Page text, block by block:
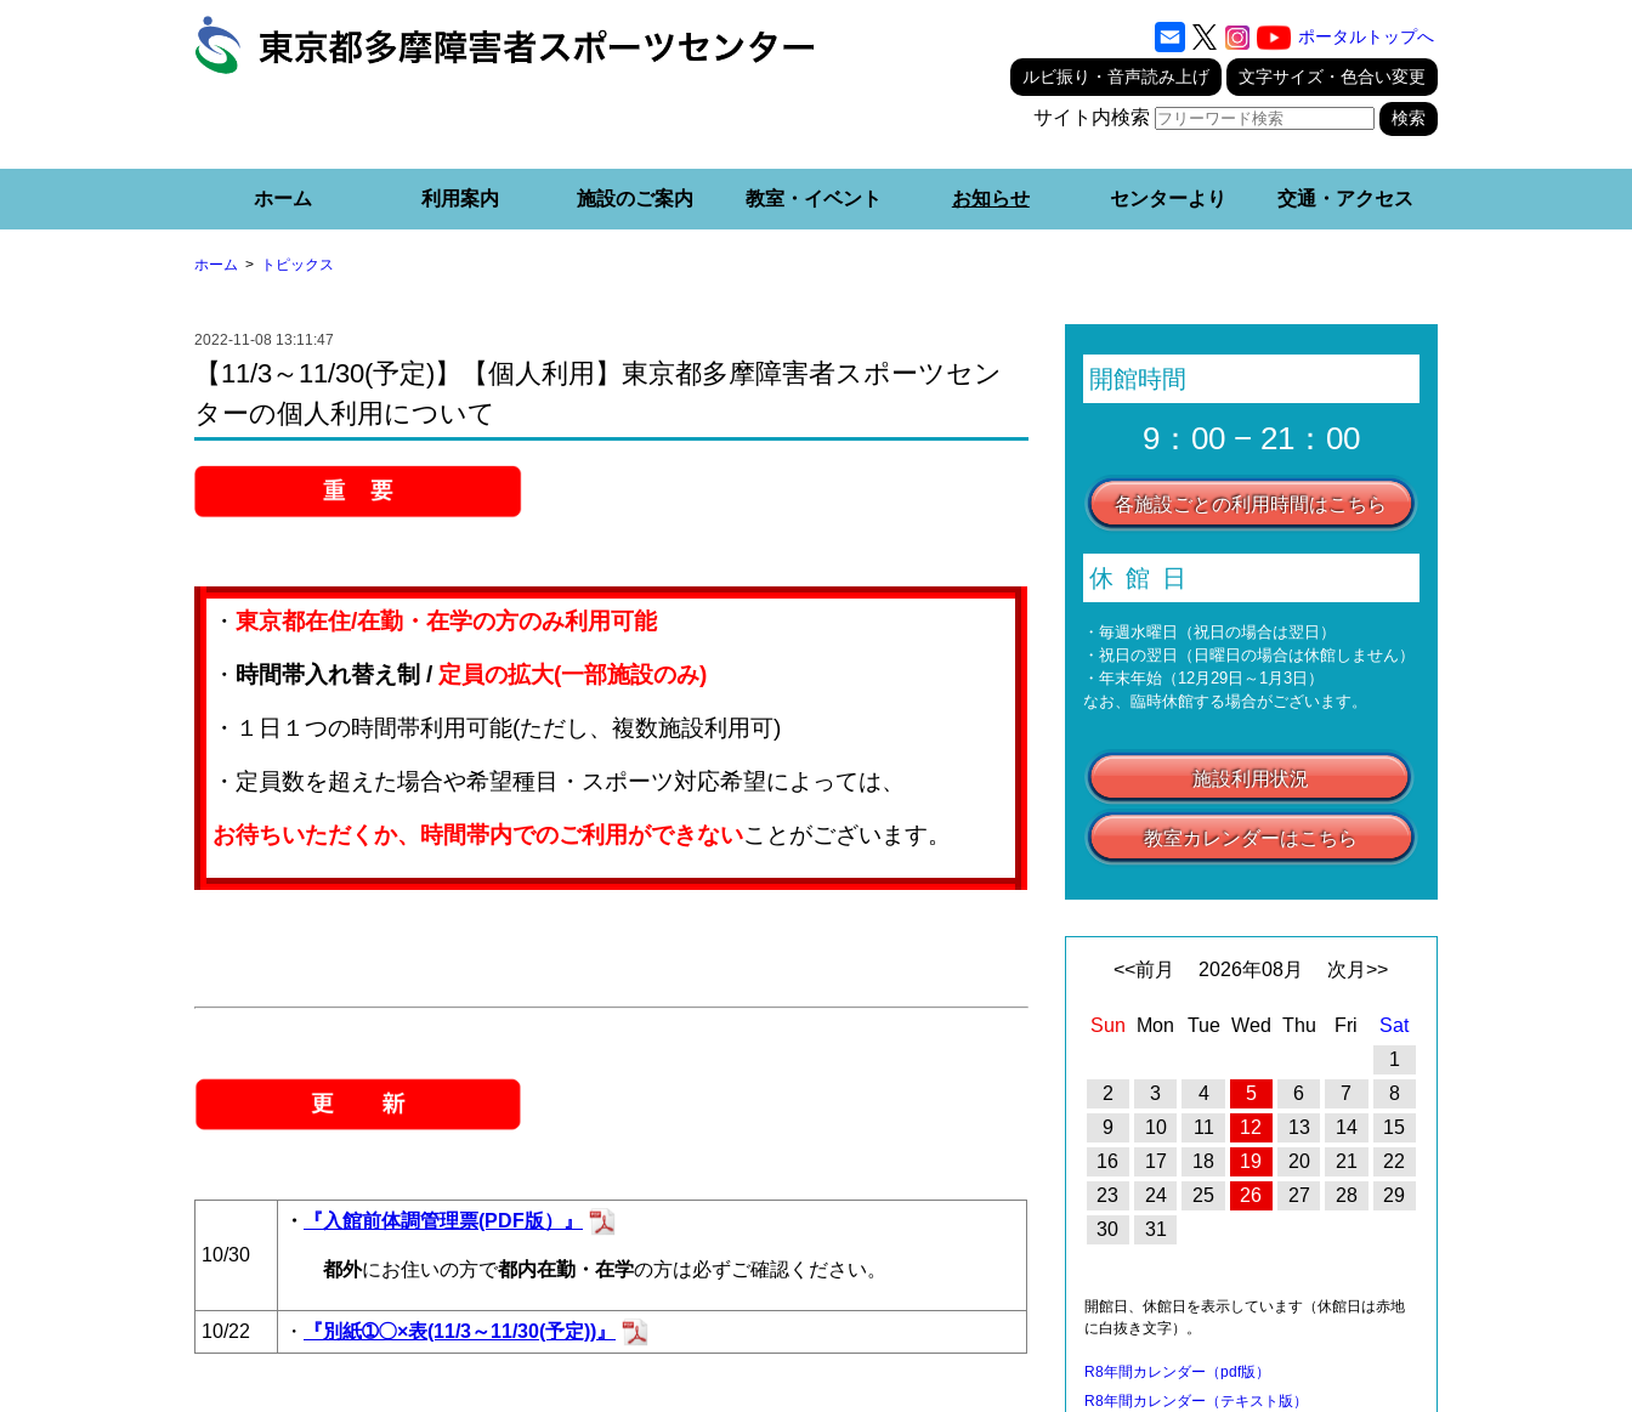
ポータルトップへ
ルビ振り・音声読み上げ 文字サイズ・色合い変更
サイト内検索
ホーム 利用案内 施設のご案内 教室・イベント お知らせ センターより 交通・アクセス
ホーム トピックス
2022-11-08 13:11:47
【11/3～11/30(予定)】【個人利用】東京都多摩障害者スポーツセン
ターの個人利用について
・ 東京都在住/在勤・在学の方のみ利用可能
・ 時間帯入れ替え制 / 定員の拡大(一部施設のみ)
・１日１つの時間帯利用可能(ただし、複数施設利用可)
・定員数を超えた場合や希望種目・スポーツ対応希望によっては、
お待ちいただくか、時間帯内でのご利用ができないことがございます。
10/30
・ 『入館前体調管理票(PDF版）』
都外にお住いの方で都内在勤・在学の方は必ずご確認ください。
10/22 ・ 『別紙➀〇×表(11/3～11/30(予定))』
開館時間
9：00 − 21：00
各施設ごとの利用時間はこちら
休館日
・毎週水曜日（祝日の場合は翌日）
・祝日の翌日（日曜日の場合は休館しません）
・年末年始（12月29日～1月3日）
なお、臨時休館する場合がございます。
施設利用状況
教室カレンダーはこちら
<<前月 2026年08月 次月>>
Sun Mon Tue Wed Thu Fri
Sat
1
2
3 4 5 6 7
8
9
10 11 12 13 14
15
16
17 18 19 20 21
22
23
24 25 26 27 28
29
30
31
開館日、休館日を表示しています（休館日は赤地
に白抜き文字）。
R8年間カレンダー（pdf版）
R8年間カレンダー（テキスト版）